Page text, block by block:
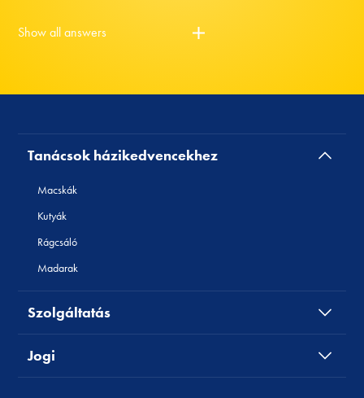
Show all answers
Tanácsok házikedvencekhez
Macskák
Kutyák
Rágcsáló
Madarak
Szolgáltatás
Jogi